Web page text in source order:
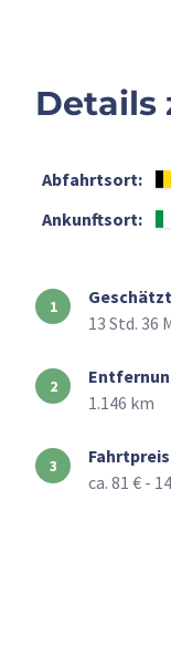
Details
Abfahrtsort:
Ankunftsort:
13 Std. 36
1.146 km
ca. 81 € -